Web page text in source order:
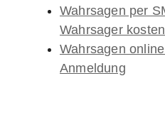
Wahrsagen per
Wahrsager
Wahrsagen
Anmeldung